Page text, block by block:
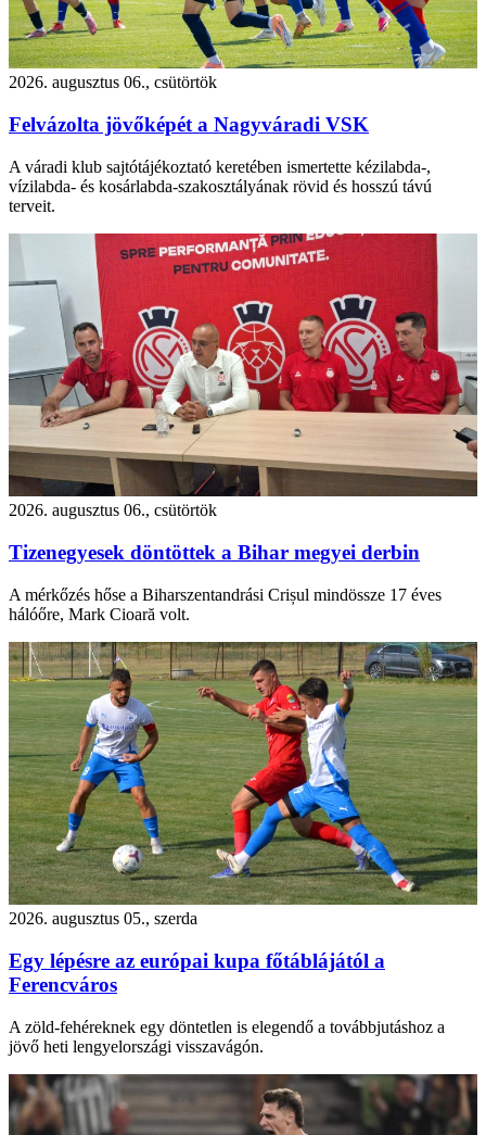
2026. augusztus 06., csütörtök
Felvázolta jövőképét a Nagyváradi VSK
A váradi klub sajtótájékoztató keretében ismertette kézilabda-,
vízilabda- és kosárlabda-szakosztályának rövid és hosszú távú
terveit.
2026. augusztus 06., csütörtök
Tizenegyesek döntöttek a Bihar megyei derbin
A mérkőzés hőse a Biharszentandrási Crișul mindössze 17 éves
hálóőre, Mark Cioară volt.
2026. augusztus 05., szerda
Egy lépésre az európai kupa főtáblájától a
Ferencváros
A zöld-fehéreknek egy döntetlen is elegendő a továbbjutáshoz a
jövő heti lengyelországi visszavágón.